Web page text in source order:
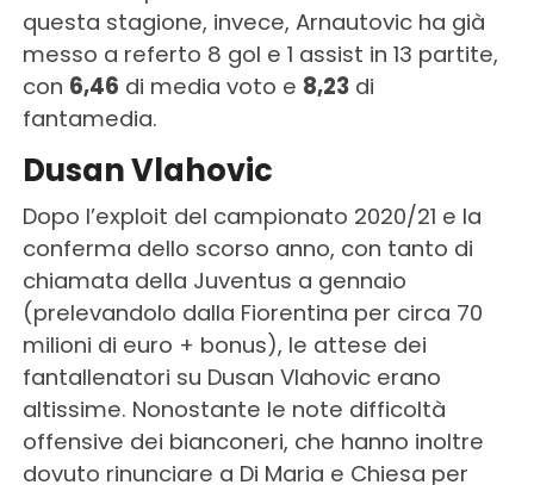
questa stagione, invece, Arnautovic ha già
messo a referto 8 gol e 1 assist in 13 partite,
con 6,46 di media voto e 8,23di
fantamedia.
Dusan Vlahovic
Dopo l’exploit del campionato 2020/21 e la
conferma dello scorso anno, con tanto di
chiamata della Juventus a gennaio
(prelevandolo dalla Fiorentina per circa 70
milioni di euro + bonus), le attese dei
fantallenatori su Dusan Vlahovic erano
altissime. Nonostante le note difficoltà
offensive dei bianconeri, che hanno inoltre
dovuto rinunciare a Di Maria e Chiesa per